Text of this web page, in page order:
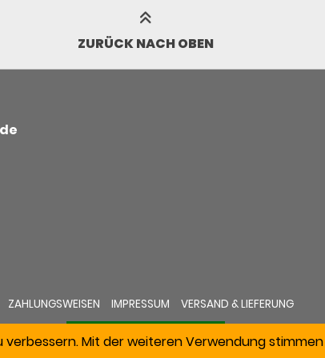
ZURÜCK NACH OBEN
ZAHLUNGSWEISEN IMPRESSUM VERSAND & LIEFERUNG
Mit der weiteren Verwendung stimmen
VERTRAG WIDERRUFEN